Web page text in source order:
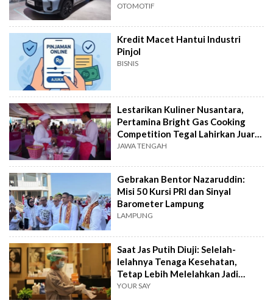
OTOMOTIF
Kredit Macet Hantui Industri
Pinjol
BISNIS
Lestarikan Kuliner Nusantara,
Pertamina Bright Gas Cooking
Competition Tegal Lahirkan Juara
Baru
JAWA TENGAH
Gebrakan Bentor Nazaruddin:
Misi 50 Kursi PRI dan Sinyal
Barometer Lampung
LAMPUNG
Saat Jas Putih Diuji: Selelah-
lelahnya Tenaga Kesehatan,
Tetap Lebih Melelahkan Jadi
Pasien
YOUR SAY